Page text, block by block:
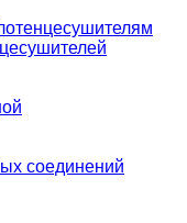
соединений